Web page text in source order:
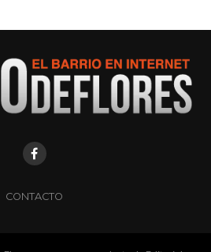
CONTACTO